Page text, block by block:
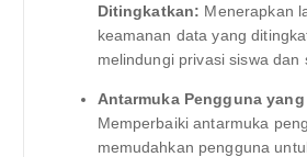
Ditingkatkan: Menerapkan
keamanan data yang
melindungi privasi siswa dan
Antarmuka Pengguna
Memperbaiki antarmuka
memudahkan pengguna